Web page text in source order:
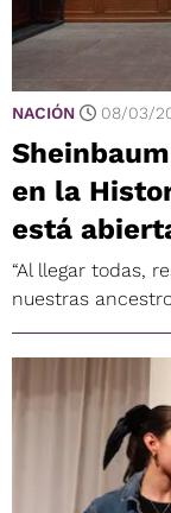
NACIÓN 08/03/
en la
está
“Al llegar todas,
nuestras